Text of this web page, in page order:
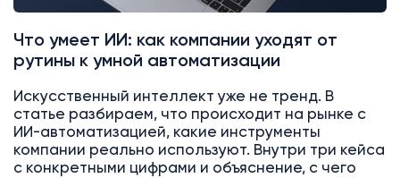
Что умеет ИИ: как компании уходят от
рутины к умной автоматизации
Искусственный интеллект уже не тренд. В
статье разбираем, что происходит на рынке с
ИИ-автоматизацией, какие инструменты
компании реально используют. Внутри три кейса
с конкретными цифрами и объяснение, с чего